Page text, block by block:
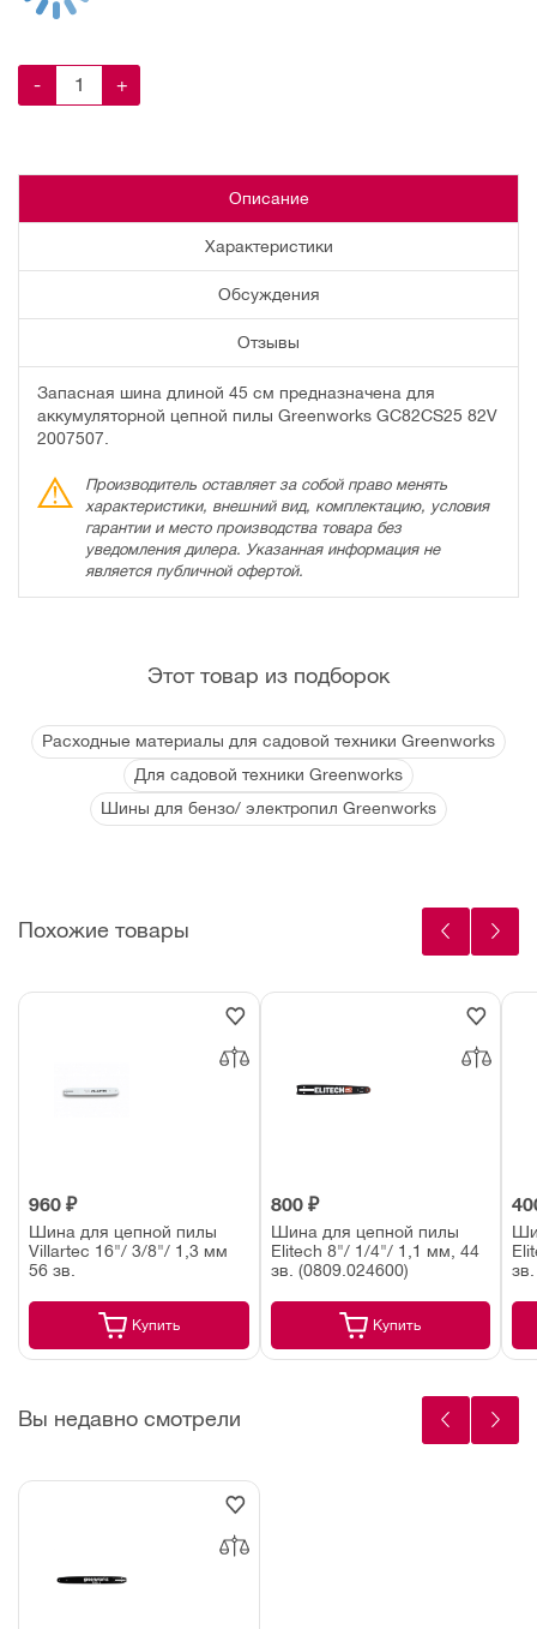
- +
Описание
Характеристики
Обсуждения
Отзывы
Запасная шина длиной 45 см предназначена для
аккумуляторной цепной пилы Greenworks GC82CS25 82V
2007507.
Производитель оставляет за собой право менять
характеристики, внешний вид, комплектацию, условия
гарантии и место производства товара без
уведомления дилера. Указанная информация не
является публичной офертой.
Этот товар из подборок
Расходные материалы для садовой техники Greenworks
Для садовой техники Greenworks
Шины для бензо/ электропил Greenworks
Похожие товары
960 ₽
Шина для цепной пилы
Villartec 16"/ 3/8"/ 1,3 мм
56 зв.
Купить
800 ₽
Шина для цепной пилы
Elitech 8"/ 1/4"/ 1,1 мм, 44
зв. (0809.024600)
Купить
Вы недавно смотрели